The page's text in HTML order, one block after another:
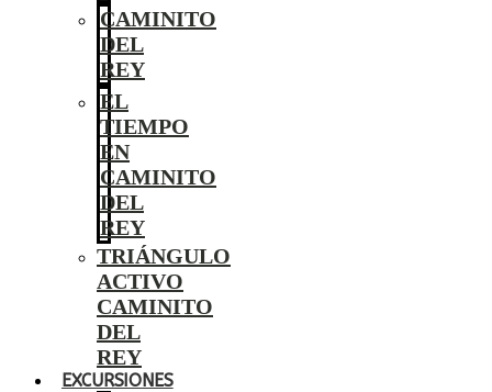
CAMINITO
DEL
REY
EL
TIEMPO
EN
CAMINITO
DEL
REY
TRIÁNGULO
ACTIVO
CAMINITO
DEL
REY
EXCURSIONES